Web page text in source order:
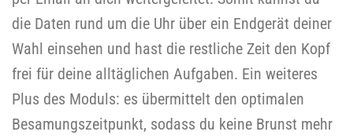
die Daten rund um die Uhr über ein Endgerät deiner
Wahl einsehen und hast die restliche Zeit den Kopf
frei für deine alltäglichen Aufgaben. Ein weiteres
Plus des Moduls: es übermittelt den optimalen
Besamungszeitpunkt, sodass du keine Brunst mehr